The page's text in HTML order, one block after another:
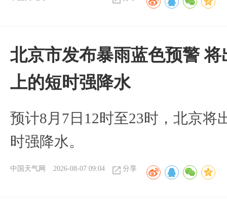
北京市发布暴雨蓝色预警
上的短时强降水
预计8月7日12时至23时，北京将
时强降水。
中国天气网 2026-08-07 09:04 分享